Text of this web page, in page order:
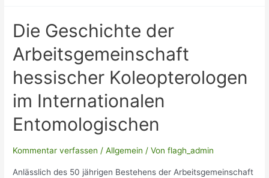
Arbeitsgemeinschaft
Hessischer
Lepidopterologen
(ArgeHeLep)
Die Geschichte der
Arbeitsgemeinschaft
hessischer Koleopterologen
im Internationalen
Entomologischen
Kommentar verfassen /Allgemein / Vonflagh_admin
Anlässlich des 50 jährigen Bestehens der Arbeitsgemeinschaft